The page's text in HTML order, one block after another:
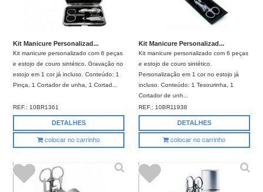
Kit Manicure Personalizad...
Kit manicure personalizado com 6 peças
e estojo de couro sintético. Gravação no
estojo em 1 cor já incluso. Conteúdo: 1
Pinça, 1 Cortador de unha, 1 Cortad...
REF.: 10BR1361
DETALHES
colocar no carrinho
Kit Manicure Personalizad...
Kit manicure personalizado com 6 peças
e estojo de couro sintético.
Personalização em 1 cor no estojo já
incluso. Conteúdo: 1 Tesourinha, 1
Cortador de unh...
REF.: 10BR11938
DETALHES
colocar no carrinho